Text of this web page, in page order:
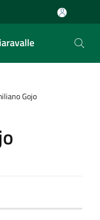
Gojo